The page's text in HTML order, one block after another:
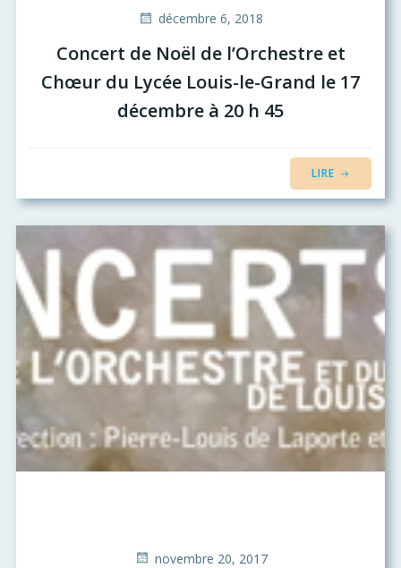
décembre 6, 2018
Concert de Noël de l’Orchestre et
Chœur du Lycée Louis-le-Grand le 17
décembre à 20 h 45
LIRE
novembre 20, 2017